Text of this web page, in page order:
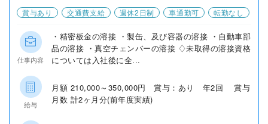
賞与あり
交通費支給 週休2日制 車通勤可 転勤なし
仕事内容
・精密板金の溶接 ・製缶、及び容器の溶接 ・自動車部
品の溶接 ・真空チェンバーの溶接 ♢未取得の溶接資格
については入社後に全...
給与
月額 210,000～350,000円 賞与：あり 年2回 賞与
月数 計2ヶ月分(前年度実績)